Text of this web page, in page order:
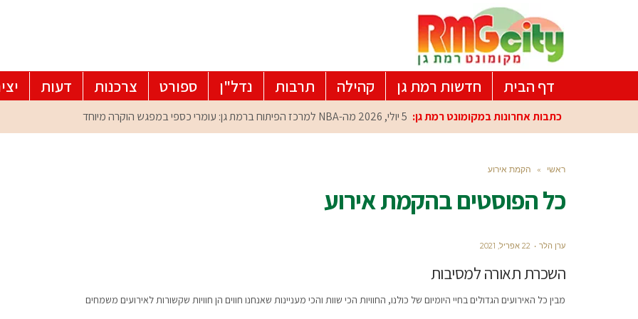
דף הבית חדשות רמת גן קהילה תרבות נדל"ן ספורט צרכנות דעות
כתבות אחרונות במקומונט רמת גן: 5 יולי, 2026 מה-NBA למרכז הפיתוח ברמת גן: עומרי כספי במפגש הוקרה מיוחד
ראשי » הקמת אירוע
כל הפוסטים בהקמת אירוע
ערן הלר 22 אפריל, 2021
השכרת תאורה למסיבות
מבין כל האירועים הגדולים בחיי היומיום של כולנו, החוויות הכי שוות והכי מעניינות שאנחנו חווים הן חוויות שקשורות לאירועים משמחים